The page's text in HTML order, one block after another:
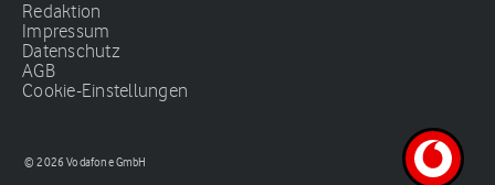
Redaktion
Impressum
Datenschutz
AGB
Cookie-Einstellungen
© 2026 Vodafone GmbH